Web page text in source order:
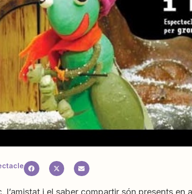
l’amistat i el saber compartir són presents